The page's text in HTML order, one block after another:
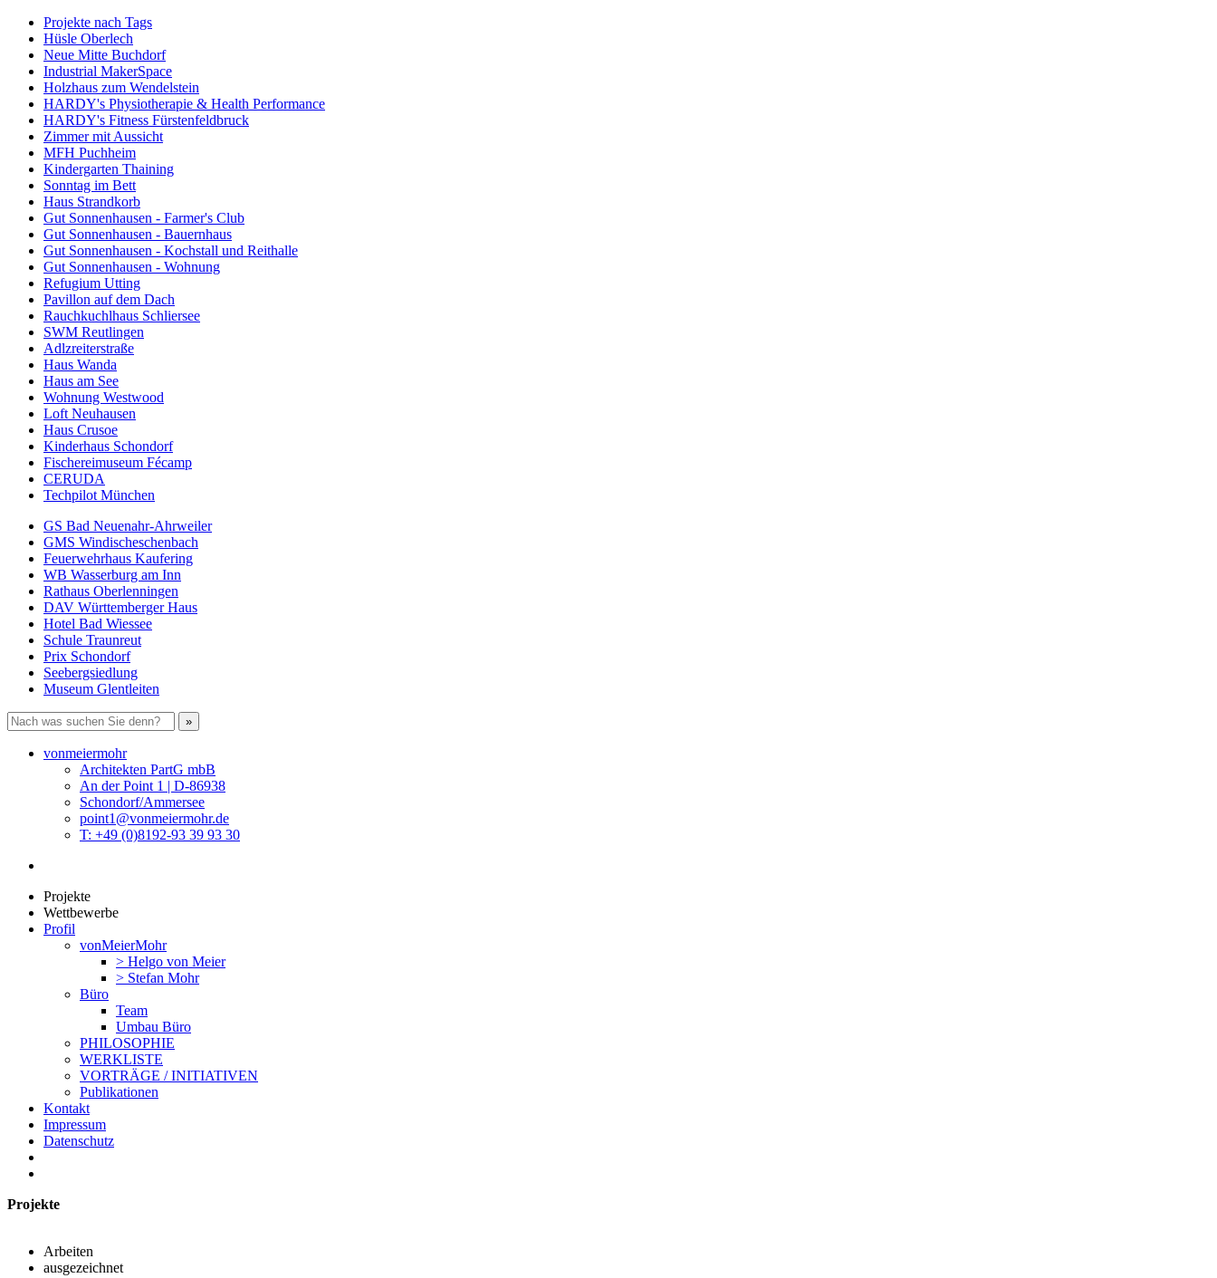
Projekte nach Tags
Hüsle Oberlech
Neue Mitte Buchdorf
Industrial MakerSpace
Holzhaus zum Wendelstein
HARDY's Physiotherapie & Health Performance
HARDY's Fitness Fürstenfeldbruck
Zimmer mit Aussicht
MFH Puchheim
Kindergarten Thaining
Sonntag im Bett
Haus Strandkorb
Gut Sonnenhausen - Farmer's Club
Gut Sonnenhausen - Bauernhaus
Gut Sonnenhausen - Kochstall und Reithalle
Gut Sonnenhausen - Wohnung
Refugium Utting
Pavillon auf dem Dach
Rauchkuchlhaus Schliersee
SWM Reutlingen
Adlzreiterstraße
Haus Wanda
Haus am See
Wohnung Westwood
Loft Neuhausen
Haus Crusoe
Kinderhaus Schondorf
Fischereimuseum Fécamp
CERUDA
Techpilot München
GS Bad Neuenahr-Ahrweiler
GMS Windischeschenbach
Feuerwehrhaus Kaufering
WB Wasserburg am Inn
Rathaus Oberlenningen
DAV Württemberger Haus
Hotel Bad Wiessee
Schule Traunreut
Prix Schondorf
Seebergsiedlung
Museum Glentleiten
vonmeiermohr
Architekten PartG mbB
An der Point 1 | D-86938
Schondorf/Ammersee
point1@vonmeiermohr.de
T: +49 (0)8192-93 39 93 30
Projekte
Wettbewerbe
Profil
vonMeierMohr
> Helgo von Meier
> Stefan Mohr
Büro
Team
Umbau Büro
PHILOSOPHIE
WERKLISTE
VORTRÄGE / INITIATIVEN
Publikationen
Kontakt
Impressum
Datenschutz
Projekte
Arbeiten
ausgezeichnet